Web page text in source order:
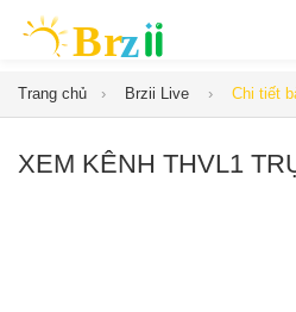
Trang chủ Brzii Live Chi tiết
XEM KÊNH THVL1